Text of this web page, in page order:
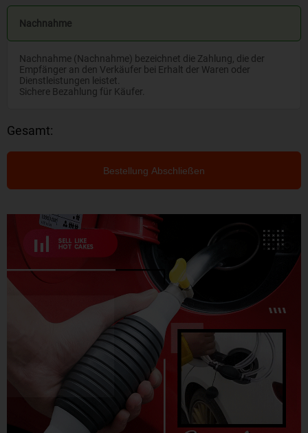
Nachnahme
Nachnahme (Nachnahme) bezeichnet die Zahlung, die der
Empfänger an den Verkäufer bei Erhalt der Waren oder
Dienstleistungen leistet.
Sichere Bezahlung für Käufer.
Gesamt:
Bestellung Abschließen